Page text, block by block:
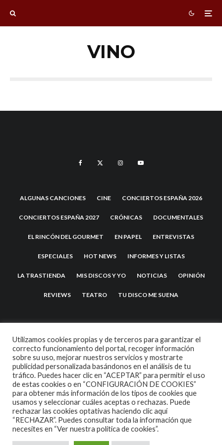
VINO
ALGUNAS CANCIONES CINE CONCIERTOS ESPAÑA 2026
CONCIERTOS ESPAÑA 2027 CRÓNICAS DOCUMENTALES
EL RINCÓN DEL GOURMET EN PAPEL ENTREVISTAS
ESPECIALES HOT NEWS INFORMES Y LISTAS
LA TRASTIENDA MIS DISCOS Y YO NOTICIAS OPINIÓN
REVIEWS TEATRO TU DISCO ME SUENA
2007 COPYRIGHT -CODETIPITHEME
Utilizamos cookies propias y de terceros para garantizar el
correcto funcionamiento del portal, recoger información
sobre su uso, mejorar nuestros servicios y mostrarte
publicidad personalizada basándonos en el análisis de tu
tráfico. Puedes hacer clic en “ACEPTAR” para permitir el uso
de estas cookies o en “CONFIGURACIÓN DE COOKIES”
para obtener más información de los tipos de cookies que
usamos y seleccionar cuáles aceptas o rechazas. Puede
rechazar las cookies optativas haciendo clic aquí
“RECHAZAR”. Puedes consultar toda la información que
necesites en “Ver nuestra política de cookies”.